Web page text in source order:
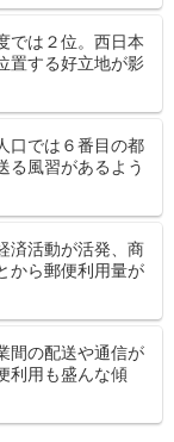
では２位。西日本
置する好立地が影
口では６番目の都
る風習があるよう
済活動が活発、商
から郵便利用量が
間の配送や通信が
利用も盛んな傾